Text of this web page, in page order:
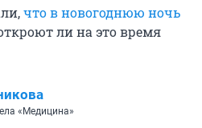
что в новогоднюю ночь
ли на это время
«Медицина»